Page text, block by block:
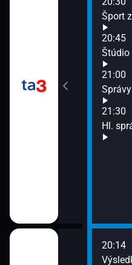
Šport
20:45
Štúdio
21:00
Správy
21:30
Hl.
20:14